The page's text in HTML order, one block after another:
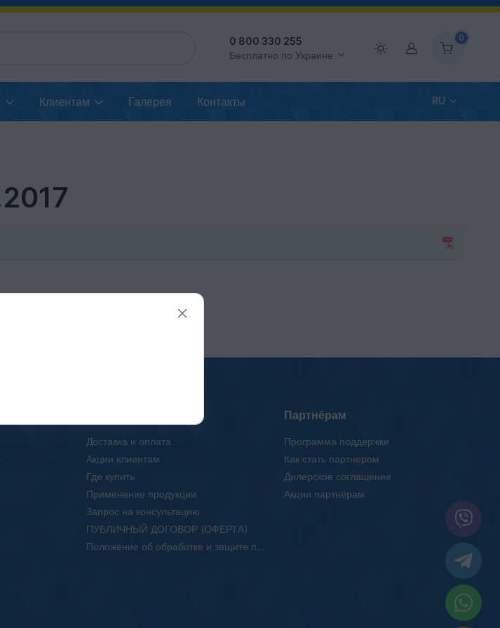
0 800 330 255
Бесплатно по Украине
Аккаунт
0
Клиентам Галерея Контакты RU
Доставка и оплата
Акции клиентам
Где купить
Применение продукции
Запрос на консультацию
ПУБЛИЧНЫЙ ДОГОВОР (ОФЕРТА)
Положение об обработке и защите персональных данных
Партнёрам
Программа поддержки
Как стать партнером
Дилерское соглашение
Акции партнёрам